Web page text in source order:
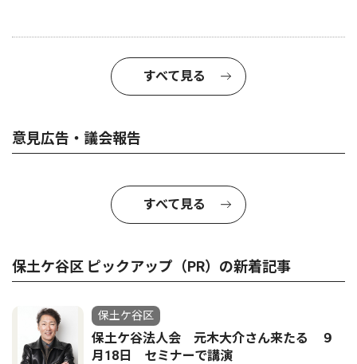
すべて見る
意見広告・議会報告
すべて見る
保土ケ谷区 ピックアップ（PR）の新着記事
保土ケ谷区
保土ケ谷法人会 元木大介さん来たる ９
月18日 セミナーで講演